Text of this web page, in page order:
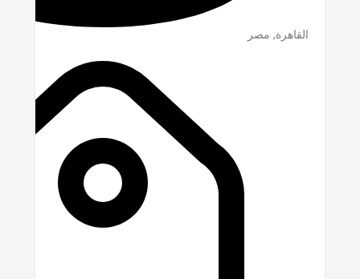
القاهرة, مصر